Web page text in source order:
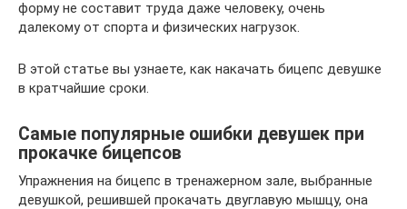
форму не составит труда даже человеку, очень
далекому от спорта и физических нагрузок.
В этой статье вы узнаете, как накачать бицепс девушке
в кратчайшие сроки.
Самые популярные ошибки девушек при
прокачке бицепсов
Упражнения на бицепс в тренажерном зале, выбранные
девушкой, решившей прокачать двуглавую мышцу, она